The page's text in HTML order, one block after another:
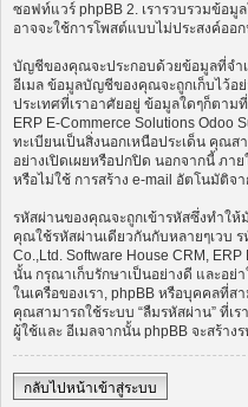
ซอฟท์แวร์ phpBB 2. เรารวบรวมข้อ
อาจจะใช้การโพสต์แบบไม่ประสงค์ออ
บัญชีของคุณจะประกอบด้วยข้อมูลที่จำ
อีเมล ข้อมูลบัญชีของคุณจะถูกเก็บไว้อ
ประเทศที่เราอาศัยอยู่ ข้อมูลใดๆก็ตาม
ERP E-Commerce Solutions Odoo
ทะเบียนเป็นสิ่งนอกเหนือประเด็น คุณส
อย่างเปิดเผยหรือปกปิด นอกจากนี้ ภ
หรือไม่ใช้ การสร้าง e-mail อัตโนมัติจ
รหัสผ่านของคุณจะถูกเข้ารหัสซึ่งทำให้
คุณใช้รหัสผ่านเดียวกันกับหลายๆเวบ
Co.,Ltd. Software House CRM,
นั้น กรุณาเก็บรักษาเป็นอย่างดี และอ
ในเครือของเรา, phpBB หรือบุคคล
คุณสามารถใช้ระบบ “ลืมรหัสผ่าน” ที่เ
ผู้ใช้และ อีเมลจากนั้น phpBB จะสร้า
กลับไปหน้าเข้าสู่ระบบ